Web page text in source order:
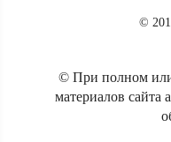
©
© При полном
материалов сайта